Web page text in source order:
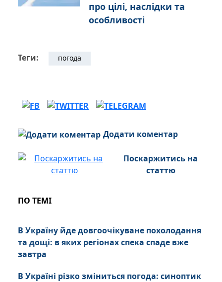
про цілі, наслідки та
особливості
Теги: погода
Додати коментар
Поскаржитись на
статтю
ПО ТЕМІ
В Україну йде довгоочікуване похолодання
та дощі: в яких регіонах спека спаде вже
завтра
В Україні різко зміниться погода: синоптик